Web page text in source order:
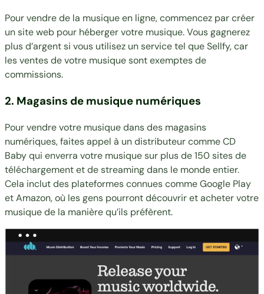
Pour vendre de la musique en ligne, commencez par créer
un site web pour héberger votre musique. Vous gagnerez
plus d’argent si vous utilisez un service tel que Sellfy, car
les ventes de votre musique sont exemptes de
commissions.
2. Magasins de musique numériques
Pour vendre votre musique dans des magasins
numériques, faites appel à un distributeur comme CD
Baby qui enverra votre musique sur plus de 150 sites de
téléchargement et de streaming dans le monde entier.
Cela inclut des plateformes connues comme Google Play
et Amazon, où les gens pourront découvrir et acheter votre
musique de la manière qu’ils préfèrent.